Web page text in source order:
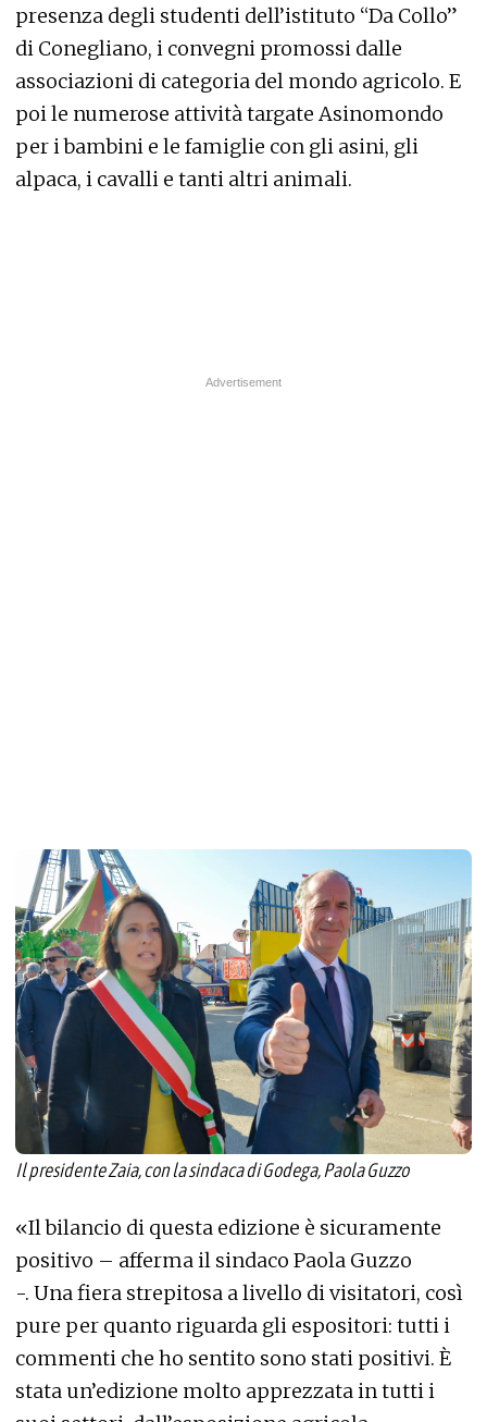
presenza degli studenti dell’istituto “Da Collo”
di Conegliano, i convegni promossi dalle
associazioni di categoria del mondo agricolo. E
poi le numerose attività targate Asinomondo
per i bambini e le famiglie con gli asini, gli
alpaca, i cavalli e tanti altri animali.
Il presidente Zaia, con la sindaca di Godega, Paola Guzzo
«Il bilancio di questa edizione è sicuramente
positivo – afferma il sindaco Paola Guzzo
-. Una fiera strepitosa a livello di visitatori, così
pure per quanto riguarda gli espositori: tutti i
commenti che ho sentito sono stati positivi. È
stata un’edizione molto apprezzata in tutti i